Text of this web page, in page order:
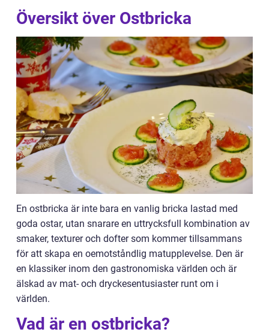
Översikt över Ostbricka
En ostbricka är inte bara en vanlig bricka lastad med
goda ostar, utan snarare en uttrycksfull kombination av
smaker, texturer och dofter som kommer tillsammans
för att skapa en oemotståndlig matupplevelse. Den är
en klassiker inom den gastronomiska världen och är
älskad av mat- och dryckesentusiaster runt om i
världen.
Vad är en ostbricka?